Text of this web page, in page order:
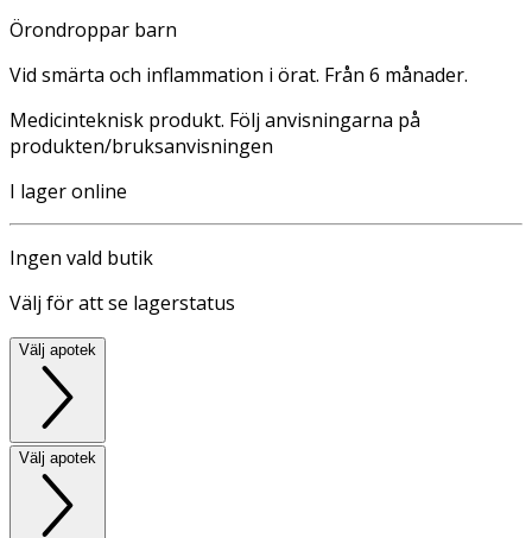
Örondroppar barn
Vid smärta och inflammation i örat. Från 6 månader.
Medicinteknisk produkt. Följ anvisningarna på
produkten/bruksanvisningen
I lager online
Ingen vald butik
Välj för att se lagerstatus
Välj apotek
Välj apotek